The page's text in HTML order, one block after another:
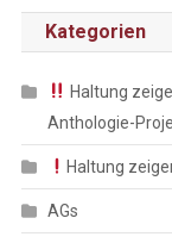
Kategorien
Haltung
Anthologie-
Haltung
AGs